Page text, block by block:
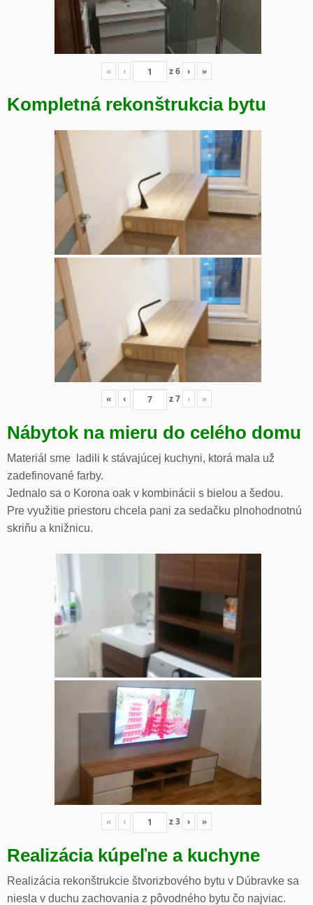
« ‹ z6 › »
Kompletná rekonštrukcia bytu
« ‹ z7 › »
Nábytok na mieru do celého domu
Materiál sme ladili k stávajúcej kuchyni, ktorá mala už
zadefinované farby.
Jednalo sa o Korona oak v kombinácii s bielou a šedou.
Pre využitie priestoru chcela pani za sedačku plnohodnotnú
skriňu a knižnicu.
« ‹ z3 › »
Realizácia kúpeľne a kuchyne
Realizácia rekonštrukcie štvorizbového bytu v Dúbravke sa
niesla v duchu zachovania z pôvodného bytu čo najviac.